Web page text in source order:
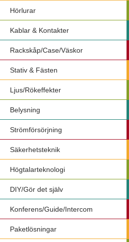
Hörlurar
Kablar & Kontakter
Rackskåp/Case/Väskor
Stativ & Fästen
Ljus/Rökeffekter
Belysning
Strömförsörjning
Säkerhetsteknik
Högtalarteknologi
DIY/Gör det själv
Konferens/Guide/Intercom
Paketlösningar